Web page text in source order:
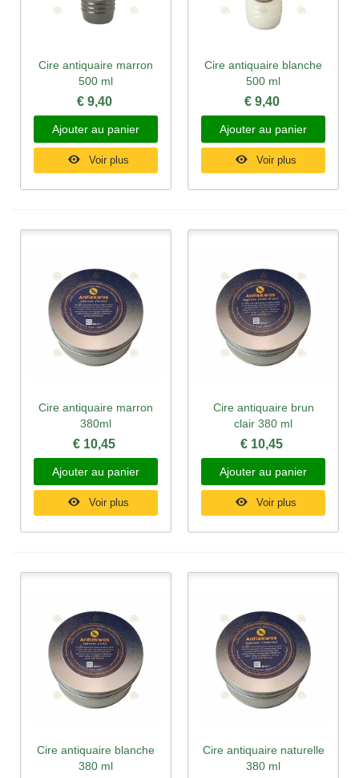
Cire antiquaire marron
500 ml
€ 9,40
Ajouter au panier
Voir plus
Cire antiquaire blanche
500 ml
€ 9,40
Ajouter au panier
Voir plus
Cire antiquaire marron
380ml
€ 10,45
Ajouter au panier
Voir plus
Cire antiquaire brun
clair 380 ml
€ 10,45
Ajouter au panier
Voir plus
Cire antiquaire blanche
380 ml
Cire antiquaire naturelle
380 ml